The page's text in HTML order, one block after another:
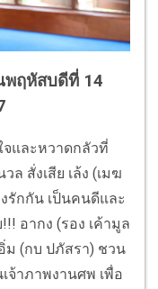
พฤหัสบดีที่ 14
และหวาดกลัวที่
สั่งเสีย เล้ง (เมฆ
รักกัน เป็นคนดีและ
อากง (รอง เค้ามูล
ม (กบ ปภัสรา) ชวน
จ้าภาพงานศพ เพื่อ